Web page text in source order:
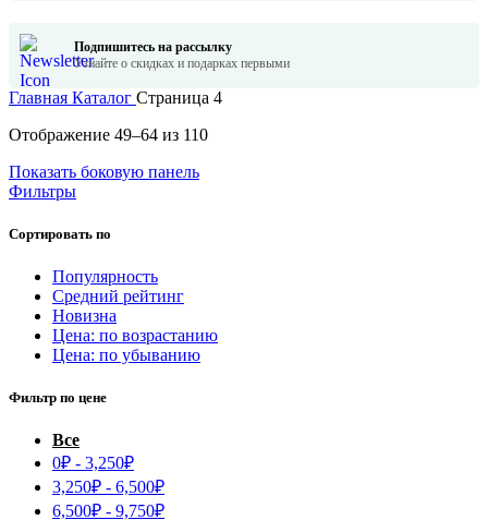
Подпишитесь на рассылку
Узнайте о скидках и подарках первыми
Главная Каталог Страница 4
Отображение 49–64 из 110Сортировка:
Показать боковую панель
Фильтры
Сортировать по
Популярность
Средний рейтинг
Новизна
Цена: по возрастанию
Цена: по убыванию
Фильтр по цене
Все
0₽ - 3,250₽
3,250₽ - 6,500₽
6,500₽ - 9,750₽